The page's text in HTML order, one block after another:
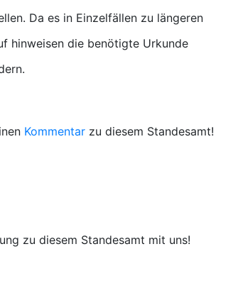
Da es in Einzelfällen zu längeren
hinweisen die benötigte Urkunde
Kommentar zu diesem Standesamt!
zu diesem Standesamt mit uns!